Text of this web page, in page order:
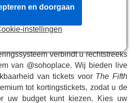
en Lowden speelt nieuwkomer
de twee personages groeit
genot van een flinke dosis sterke
vertrouwen, overgave en
wanneer ze bij stap vijf aankomen –
dat James net zoveel diepe,
heeft als de man die hij sponsort.
vertrouwen of valt alles uit elkaar?
voorThe Fifth
verbindt u rechtstreeks
van @sohoplace. Wij bieden live
van tickets voor The Fifth
tot kortingstickets, zodat u de
uw budget kunt kiezen. Kies uw
instellingen
en doorgaan